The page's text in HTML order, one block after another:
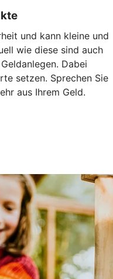
und kann kleine und
wie diese sind auch
Dabei
setzen. Sprechen Sie
aus Ihrem Geld.